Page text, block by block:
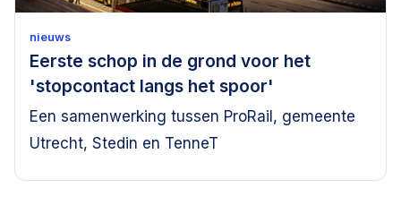
nieuws
Eerste schop in de grond voor het
'stopcontact langs het spoor'
Een samenwerking tussen ProRail, gemeente
Utrecht, Stedin en TenneT